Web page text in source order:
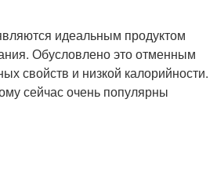
идеальным продуктом
Обусловлено это отменным
свойств и низкой калорийности.
сейчас очень популярны